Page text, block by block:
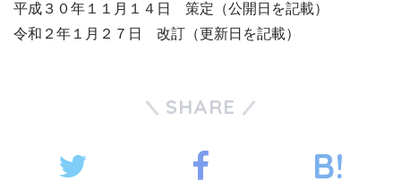
平成３０年１１月１４日 策定（公開日を記載）
令和２年１月２７日 改訂（更新日を記載）
SHARE